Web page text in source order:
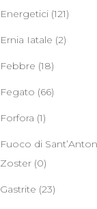
Energetici (121)
Ernia Iatale (2)
Febbre (18)
Fegato (66)
Forfora (1)
Fuoco di
Zoster (0)
Gastrite (23)